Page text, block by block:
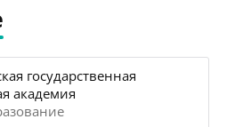
государственная
академия